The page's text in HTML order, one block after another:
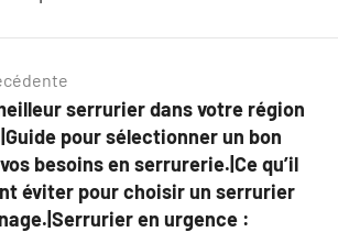
serrurier dans votre région
pour sélectionner un bon
besoins en serrurerie.|Ce qu’il
éviter pour choisir un serrurier
en urgence :